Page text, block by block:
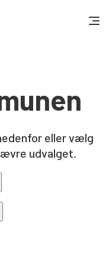
eller vælg
udvalget.